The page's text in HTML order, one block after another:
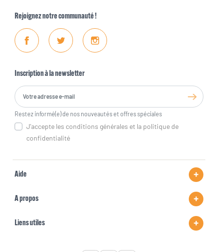
Rejoignez notre communauté !
FacebookTwitter Instagram
Inscription à la newsletter
Restez informé(e) de nos nouveautés et offres spéciales
J'accepte les conditions générales et la politique de
confidentialité
Aide
A propos
Liens utiles